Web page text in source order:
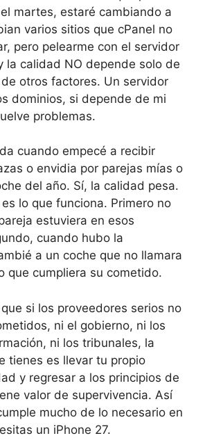
martes, estaré cambiando a
varios sitios que cPanel no
pero pelearme con el servidor
la calidad NO depende solo de
otros factores. Un servidor
dominios, si depende de mi
problemas.
cuando empecé a recibir
o envidia por parejas mías o
del año. Sí, la calidad pesa.
lo que funciona. Primero no
estuviera en esos
cuando hubo la
a un coche que no llamara
que cumpliera su cometido.
si los proveedores serios no
ni el gobierno, ni los
ni los tribunales, la
tienes es llevar tu propio
y regresar a los principios de
valor de supervivencia. Así
mucho de lo necesario en
un iPhone 27.